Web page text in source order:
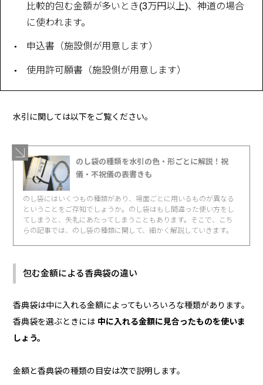
比較的包む金額が多いとき(3万円以上)、神道の場合
に使われます。
申込書（施設側が用意します）
使用許可願書（施設側が用意します）
水引に関しては以下をご覧ください。
のし袋の種類を水引の色・形ごとに解説！祝
儀・不祝儀の表書きも
のし袋にはいくつもの種類があり、場面ごとに用いるものが異なる
ということをご存知でしょうか。のし袋はもし間違った使い方をし
てしまうと、失礼にあたってしまうこともあります。そこで、こち
らの記事では、のし袋の種類に関して、細かく解説していきます。
包む金額による香典袋の違い
香典袋は中に入れる金額によってもいろいろな種類があります。
香典袋を選ぶときには 中に入れる金額に見合ったものを使いま
しょう。
金額と香典袋の種類の目安は次で説明します。